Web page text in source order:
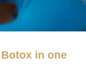
in one